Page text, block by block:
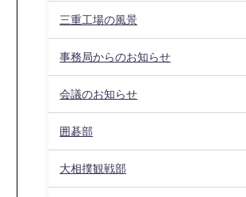
三重工場の風景
事務局からのお知らせ
会議のお知らせ
囲碁部
大相撲観戦部